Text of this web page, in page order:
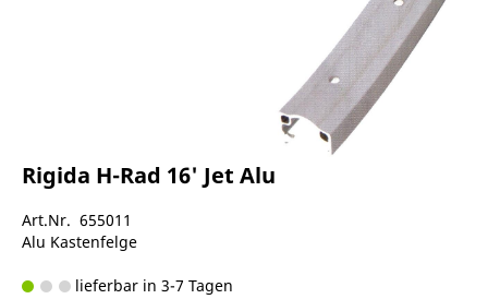
Rigida H-Rad 16' Jet Alu
Art.Nr. 655011
Alu Kastenfelge
lieferbar in 3-7 Tagen